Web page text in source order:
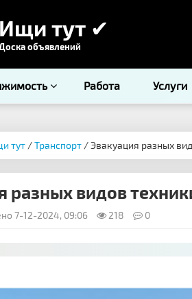
Ищи тут ✔
объявлений
Работа Услуги
тут /Транспорт / ​Эвакуация разных
разных видов
7-12-2024, 09:06 218 0